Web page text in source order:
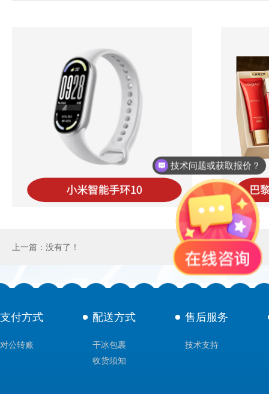
上一篇：没有了！
支付方式
对公转账
配送方式
干冰包裹
收货须知
售后服务
技术支持
技术问题或获取报价？